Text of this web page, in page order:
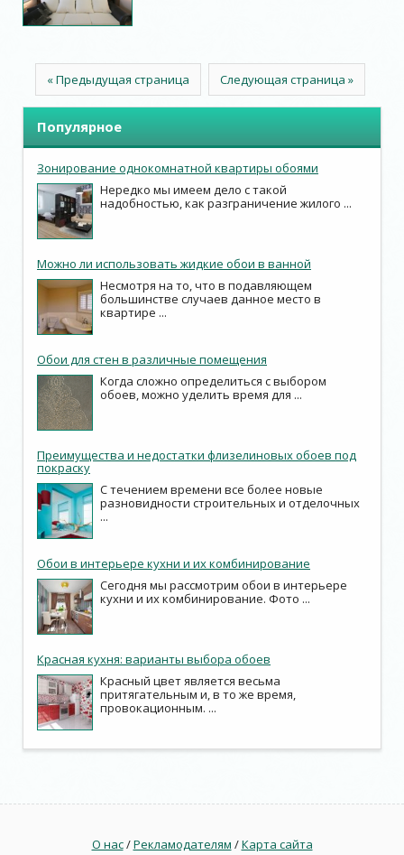
« Предыдущая страница Следующая страница »
Популярное
Зонирование однокомнатной квартиры обоями
Нередко мы имеем дело с такой
надобностью, как разграничение жилого ...
Можно ли использовать жидкие обои в ванной
Несмотря на то, что в подавляющем
большинстве случаев данное место в
квартире ...
Обои для стен в различные помещения
Когда сложно определиться с выбором
обоев, можно уделить время для ...
Преимущества и недостатки флизелиновых обоев под
покраску
С течением времени все более новые
разновидности строительных и отделочных
...
Обои в интерьере кухни и их комбинирование
Сегодня мы рассмотрим обои в интерьере
кухни и их комбинирование. Фото ...
Красная кухня: варианты выбора обоев
Красный цвет является весьма
притягательным и, в то же время,
провокационным. ...
О нас/Рекламодателям /Карта сайта